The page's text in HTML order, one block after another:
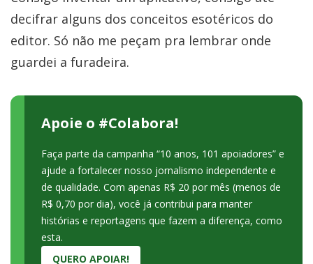
decifrar alguns dos conceitos esotéricos do
editor. Só não me peçam pra lembrar onde
guardei a furadeira.
Apoie o #Colabora!
Faça parte da campanha “10 anos, 101 apoiadores” e
ajude a fortalecer nosso jornalismo independente e
de qualidade. Com apenas R$ 20 por mês (menos de
R$ 0,70 por dia), você já contribui para manter
histórias e reportagens que fazem a diferença, como
esta.
QUERO APOIAR!